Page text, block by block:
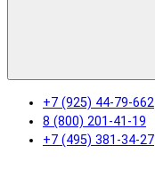
+7 (925) 44-79-662
8 (800) 201-41-19
+7 (495) 381-34-27